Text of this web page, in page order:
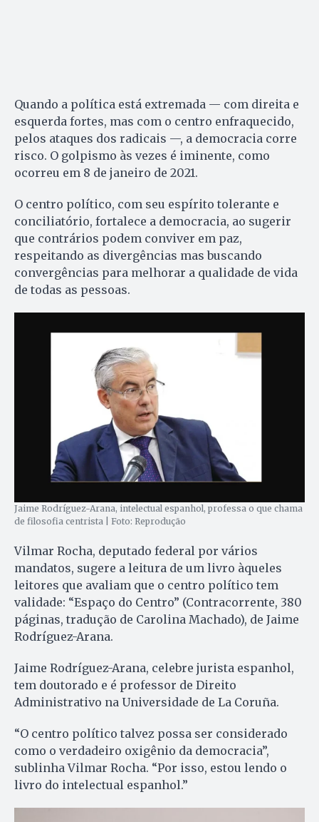
Quando a política está extremada — com direita e
esquerda fortes, mas com o centro enfraquecido,
pelos ataques dos radicais —, a democracia corre
risco. O golpismo às vezes é iminente, como
ocorreu em 8 de janeiro de 2021.
O centro político, com seu espírito tolerante e
conciliatório, fortalece a democracia, ao sugerir
que contrários podem conviver em paz,
respeitando as divergências mas buscando
convergências para melhorar a qualidade de vida
de todas as pessoas.
Jaime Rodríguez-Arana, intelectual espanhol, professa o que chama
de filosofia centrista | Foto: Reprodução
Vilmar Rocha, deputado federal por vários
mandatos, sugere a leitura de um livro àqueles
leitores que avaliam que o centro político tem
validade: “Espaço do Centro” (Contracorrente, 380
páginas, tradução de Carolina Machado), de Jaime
Rodríguez-Arana.
Jaime Rodríguez-Arana, celebre jurista espanhol,
tem doutorado e é professor de Direito
Administrativo na Universidade de La Coruña.
“O centro político talvez possa ser considerado
como o verdadeiro oxigênio da democracia”,
sublinha Vilmar Rocha. “Por isso, estou lendo o
livro do intelectual espanhol.”